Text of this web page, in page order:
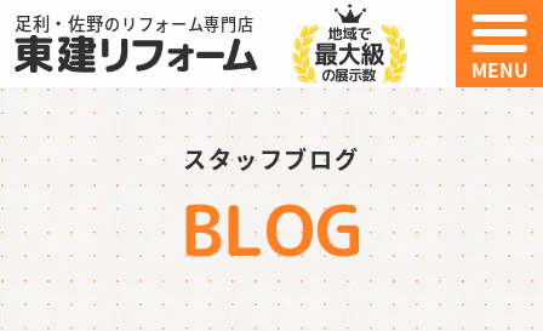
足利・佐野のリフォーム専門店
MENU
スタッフブログ
BLOG